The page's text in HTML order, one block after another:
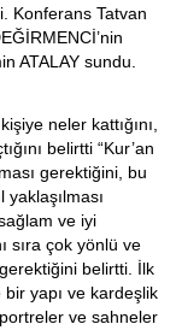
Konferans Tatvan
ATALAY sundu.
neler kattığını,
belirtti “Kur’an
gerektiğini, bu
ve iyi
sıra çok yönlü ve
belirtti. İlk
yapı ve kardeşlik
ve sahneler